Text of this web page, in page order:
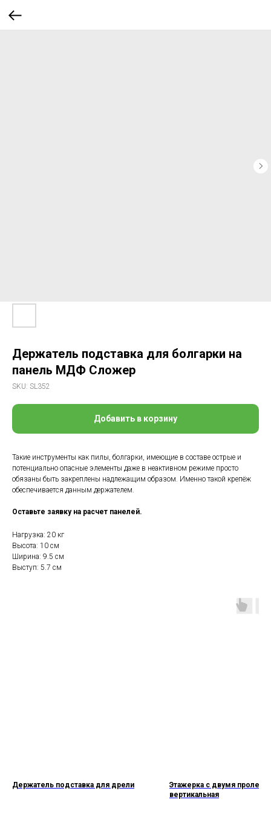
Держатель подставка для болгарки на
панель МДФ Сложер
SKU: SL352
Добавить в корзину
Такие инструменты как пилы, болгарки, имеющие в составе острые и
потенциально опасные элементы даже в неактивном режиме просто
обязаны быть закреплены надлежащим образом. Именно такой крепёж
обеспечивается данным держателем.
Оставьте заявку на расчет панелей.
Нагрузка: 20 кг
Высота: 10 см
Ширина: 9.5 см
Выступ: 5.7 см
Держатель подставка для дрели
Этажерка с двумя
вертикальная